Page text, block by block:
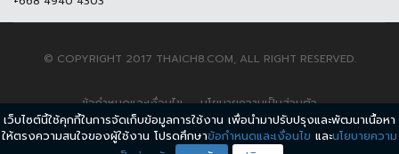
© COPYRIGHT 2017 THAICH8.COM, ALL RIGHT RESERVED.
ข้อกำหนดและเงื่อนไข นโยบายความเป็นส่วนตัว
เว็บไซต์นี้ใช้คุกกี้ในการจัดเก็บข้อมูลการใช้งาน เพื่อนำมาปรับปรุงและพัฒนาเนื้อหา
ให้ตรงความสนใจของผู้ใช้งาน โปรดศึกษาข้อกำหนดและเงื่อนไข และนโยบายความ